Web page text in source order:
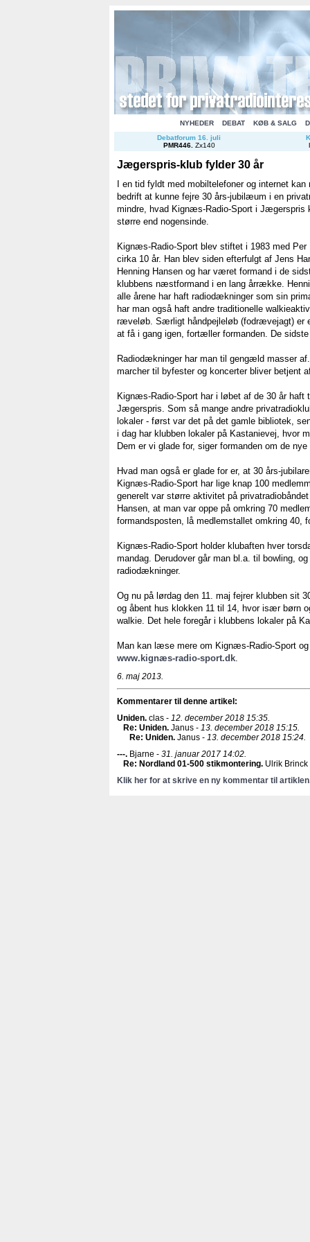
NYHEDER DEBAT KØB & SALG
Debatforum 16. juli
PMR446. Zx140
Jægerspris-klub fylder 30 år
I en tid fyldt med mobiltelefoner og internet
bedrift at kunne fejre 30 års-jubilæum i en
mindre, hvad Kignæs-Radio-Sport i Jægerspris
større end nogensinde.
Kignæs-Radio-Sport blev stiftet i 1983 med
cirka 10 år. Han blev siden efterfulgt af Jens
Henning Hansen og har været formand i de
klubbens næstformand i en lang årrække.
alle årene har haft radiodækninger som sin
har man også haft andre traditionelle
ræveløb. Særligt håndpejleløb (fodrævejagt) er
at få i gang igen, fortæller formanden. De
Radiodækninger har man til gengæld masser
marcher til byfester og koncerter bliver betjent
Kignæs-Radio-Sport har i løbet af de 30 år haft
Jægerspris. Som så mange andre
lokaler - først var det på det gamle bibliotek,
i dag har klubben lokaler på Kastanievej, hvor
Dem er vi glade for, siger formanden om de nye
Hvad man også er glade for er, at 30 års-
Kignæs-Radio-Sport har lige knap 100
generelt var større aktivitet på
Hansen, at man var oppe på omkring 70
formandsposten, lå medlemstallet omkring 40,
Kignæs-Radio-Sport holder klubaften hver
mandag. Derudover går man bl.a. til bowling,
radiodækninger.
Og nu på lørdag den 11. maj fejrer klubben sit
og åbent hus klokken 11 til 14, hvor især børn
walkie. Det hele foregår i klubbens lokaler på
Man kan læse mere om Kignæs-Radio-Sport
www.kignæs-radio-sport.dk.
6. maj 2013.
Kommentarer til denne artikel:
Uniden. clas - 12. december 2018 15:35.
Re: Uniden. Janus - 13. december 2018 15:15.
Re: Uniden. Janus - 13. december 2018 15:24.
---. Bjarne - 31. januar 2017 14:02.
Re: Nordland 01-500 stikmontering. Ulrik
Klik her for at skrive en ny kommentar til